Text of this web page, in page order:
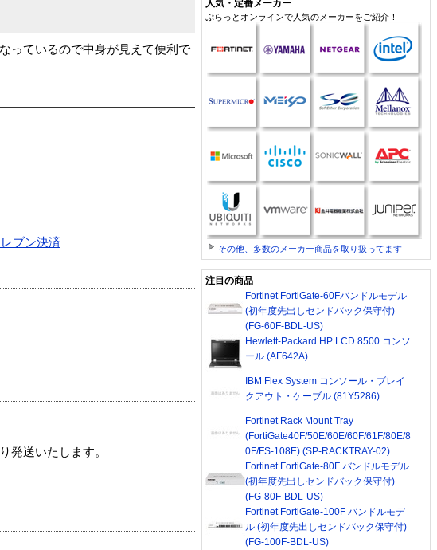
っているので中身が見えて便利で
ブン決済
発送いたします。
人気・定番メーカー
ぷらっとオンラインで人気のメーカーをご紹介！
その他、多数のメーカー商品を取り扱ってます
注目の商品
Fortinet FortiGate-60Fバンドルモデル
(初年度先出しセンドバック保守付)
(FG-60F-BDL-US)
Hewlett-Packard HP LCD 8500 コンソ
ール (AF642A)
IBM Flex System コンソール・ブレイ
クアウト・ケーブル (81Y5286)
Fortinet Rack Mount Tray
(FortiGate40F/50E/60E/60F/61F/80E/8
0F/FS-108E) (SP-RACKTRAY-02)
Fortinet FortiGate-80F バンドルモデル
(初年度先出しセンドバック保守付)
(FG-80F-BDL-US)
Fortinet FortiGate-100F バンドルモデ
ル (初年度先出しセンドバック保守付)
(FG-100F-BDL-US)